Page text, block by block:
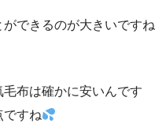
できるのが大きいですね
布は確かに安いんです
ですね